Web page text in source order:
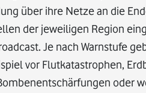
über ihre Netze an die
der jeweiligen Region
Je nach Warnstufe
vor Flutkatastrophen,
oder